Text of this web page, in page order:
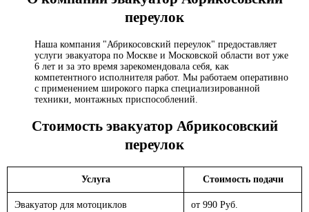
переулок
Наша компания "Абрикосовский переулок" предоставляет
услуги эвакуатора по Москве и Московской области вот уже
6 лет и за это время зарекомендовала себя, как
компетентного исполнителя работ. Мы работаем оперативно
с применением широкого парка специализированной
техники, монтажных приспособлений.
Стоимость эвакуатор Абрикосовский
переулок
Услуга Стоимость подачи
Эвакуатор для мотоциклов от 990 Руб.